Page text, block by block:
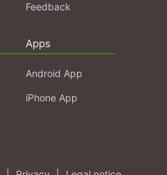
Feedback
Apps
Android App
iPhone App